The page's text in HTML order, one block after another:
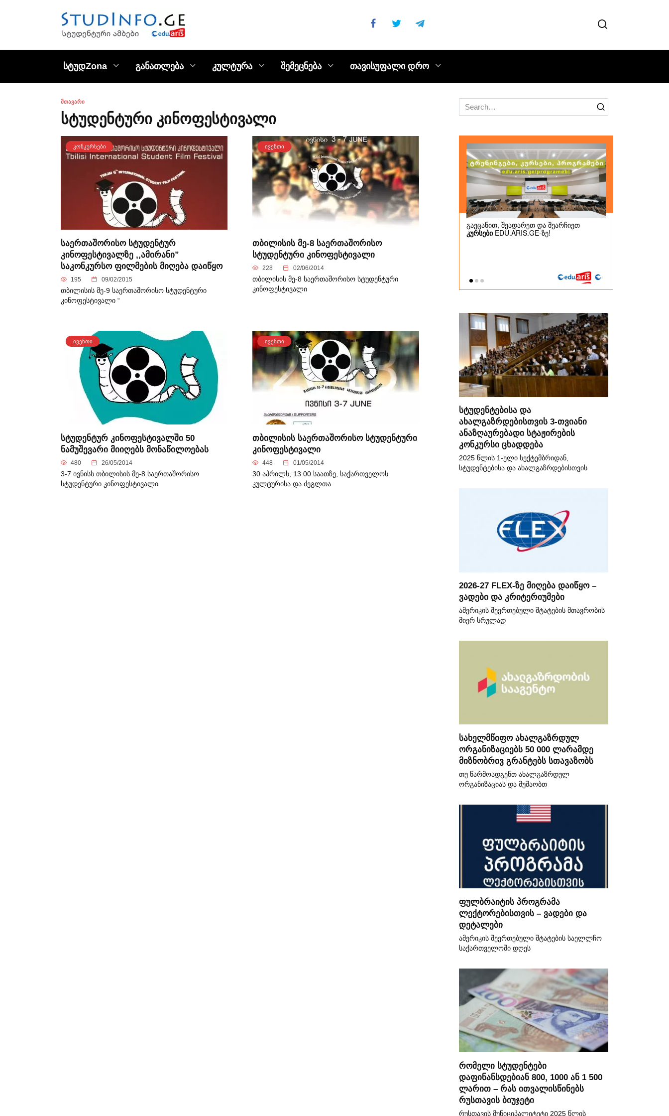
სტუდZona განათლება კულტურა შემეცნება თავისუფალი დრო
ᲛᲗᲐᲕᲐᲠᲘ
სტუდენტური კინოფესტივალი
ᲙᲝᲜᲙᲣᲠᲡᲔᲑᲘ
საერთაშორისო სტუდენტურ
კინოფესტივალზე ,,ამირანი”
საკონკურსო ფილმების მიღება დაიწყო
195 09/02/2015
თბილისის მე-9 საერთაშორისო სტუდენტური
კინოფესტივალი “
ᲘᲕᲔᲜᲗᲘ
თბილისის მე-8 საერთაშორისო
სტუდენტური კინოფესტივალი
228 02/06/2014
თბილისის მე-8 საერთაშორისო სტუდენტური
კინოფესტივალი
ᲘᲕᲔᲜᲗᲘ
სტუდენტურ კინოფესტივალში 50
ნამუშევარი მიიღებს მონაწილოებას
480 26/05/2014
3-7 ივნისს თბილისის მე-8 საერთაშორისო
სტუდენტური კინოფესტივალი
ᲘᲕᲔᲜᲗᲘ
თბილისის საერთაშორისო სტუდენტური
კინოფესტივალი
448 01/05/2014
30 აპრილს, 13:00 საათზე, საქართველოს
კულტურისა და ძეგლთა
Search
for:
სტუდენტებისა და
ახალგაზრდებისთვის 3-თვიანი
ანაზღაურებადი სტაჟირების
კონკურსი ცხადდება
2025 წლის 1-ელი სექტემბრიდან,
სტუდენტებისა და ახალგაზრდებისთვის
2026-27 FLEX-ზე მიღება დაიწყო –
ვადები და კრიტერიუმები
ამერიკის შეერთებული შტატების მთავრობის
მიერ სრულად
სახელმწიფო ახალგაზრდულ
ორგანიზაციებს 50 000 ლარამდე
მიზნობრივ გრანტებს სთავაზობს
თუ წარმოადგენთ ახალგაზრდულ
ორგანიზაციას და მუშაობთ
ფულბრაიტის პროგრამა
ლექტორებისთვის – ვადები და
დეტალები
ამერიკის შეერთებული შტატების საელლჩო
საქართველოში დღეს
რომელი სტუდენტები
დაფინანსდებიან 800, 1000 ან 1 500
ლარით – რას ითვალისწინებს
რუსთავის ბიუჯეტი
რუსთავის მუნიციპალიტეტი 2025 წლის